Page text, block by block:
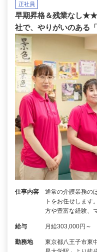
正社員
早期昇格＆残業なし★★
社で、やりがいのある
仕事内容
通常の介護業務の
トをお任せします
方や豊富な経験、
給与 月給303,000円～
勤務地
東京都八王子市東